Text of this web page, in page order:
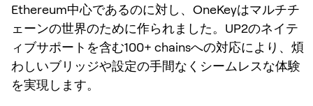
Ethereum中心であるのに対し、OneKeyはマルチチ
ェーンの世界のために作られました。UP2のネイテ
ィブサポートを含む100+ chainsへの対応により、煩
わしいブリッジや設定の手間なくシームレスな体験
を実現します。